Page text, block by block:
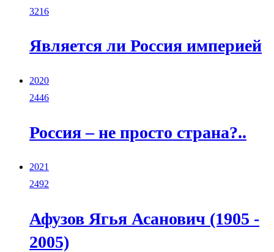
3216
Является ли Россия империей
2020
2446
Россия – не просто страна?..
2021
2492
Афузов Ягья Асанович (1905 -
2005)